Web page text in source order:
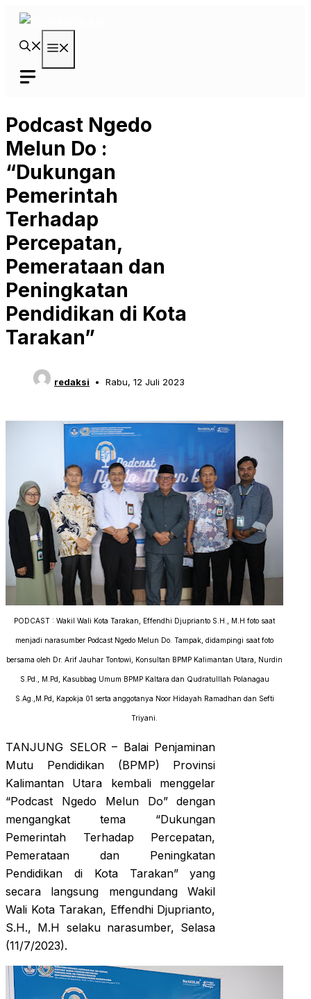
Langsung
Podcast Ngedo
Melun Do :
“Dukungan
Pemerintah
Terhadap
Percepatan,
Pemerataan dan
Peningkatan
Pendidikan di Kota
Tarakan”
redaksi Rabu, 12 Juli 2023
PODCAST : Wakil Wali Kota Tarakan, Effendhi Djuprianto S.H., M.H foto saat
menjadi narasumber Podcast Ngedo Melun Do. Tampak, didampingi saat foto
bersama oleh Dr. Arif Jauhar Tontowi, Konsultan BPMP Kalimantan Utara, Nurdin
S.Pd., M.Pd, Kasubbag Umum BPMP Kaltara dan Qudratulllah Polanagau
S.Ag.,M.Pd, Kapokja 01 serta anggotanya Noor Hidayah Ramadhan dan Sefti
Triyani.
TANJUNG SELOR – Balai Penjaminan
Mutu Pendidikan (BPMP) Provinsi
Kalimantan Utara kembali menggelar
“Podcast Ngedo Melun Do” dengan
mengangkat tema “Dukungan
Pemerintah Terhadap Percepatan,
Pemerataan dan Peningkatan
Pendidikan di Kota Tarakan” yang
secara langsung mengundang Wakil
Wali Kota Tarakan, Effendhi Djuprianto,
S.H., M.H selaku narasumber, Selasa
(11/7/2023).